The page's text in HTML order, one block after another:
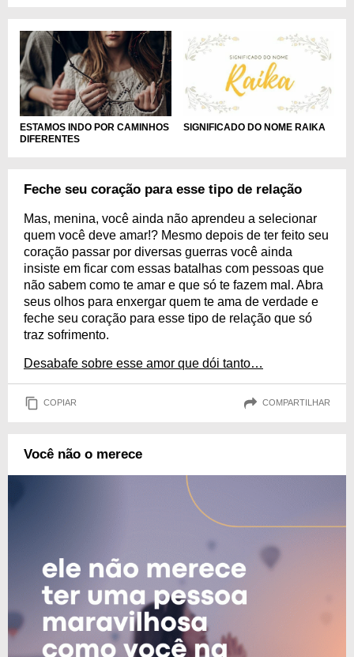
ESTAMOS INDO POR CAMINHOS
DIFERENTES
SIGNIFICADO DO NOME RAIKA
Feche seu coração para esse tipo de relação
Mas, menina, você ainda não aprendeu a selecionar
quem você deve amar!? Mesmo depois de ter feito seu
coração passar por diversas guerras você ainda
insiste em ficar com essas batalhas com pessoas que
não sabem como te amar e que só te fazem mal. Abra
seus olhos para enxergar quem te ama de verdade e
feche seu coração para esse tipo de relação que só
traz sofrimento.
Desabafe sobre esse amor que dói tanto…
COPIAR COMPARTILHAR
Você não o merece